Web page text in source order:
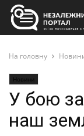
На головну
Новини
У бою за
наш